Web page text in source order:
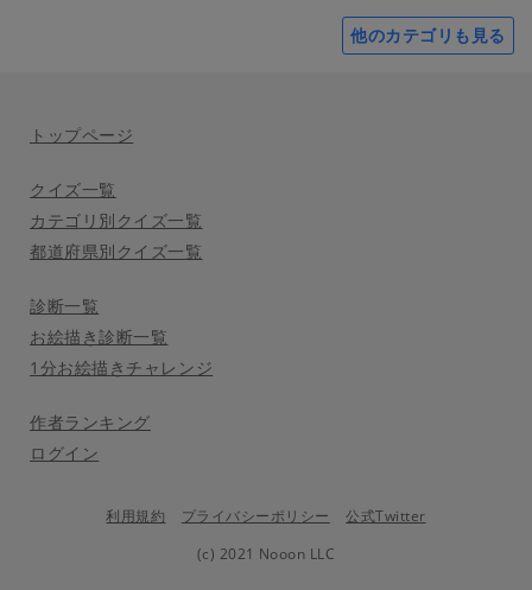
他のカテゴリも見る
トップページ
クイズ一覧
カテゴリ別クイズ一覧
都道府県別クイズ一覧
診断一覧
お絵描き診断一覧
1分お絵描きチャレンジ
作者ランキング
ログイン
利用規約 プライバシーポリシー
公式Twitter
(c) 2021 Nooon LLC